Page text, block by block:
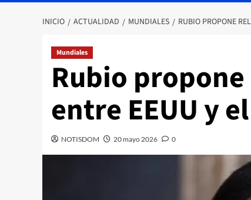
INICIO ACTUALIDAD MUNDIALES RUBIO PROPONE
Mundiales
Rubio
entre EEUU y
NOTISDOM 20 mayo 2026 0